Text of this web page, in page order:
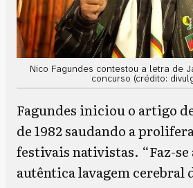
Nico Fagundes contestou a letra de
concurso (crédito:
Fagundes iniciou o artigo
de 1982 saudando a
festivais nativistas. “Faz-se
autêntica lavagem cerebral